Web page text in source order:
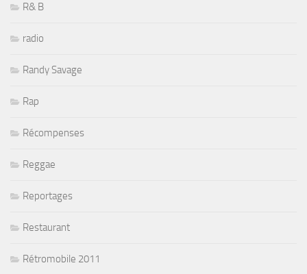
R& B
radio
Randy Savage
Rap
Récompenses
Reggae
Reportages
Restaurant
Rétromobile 2011